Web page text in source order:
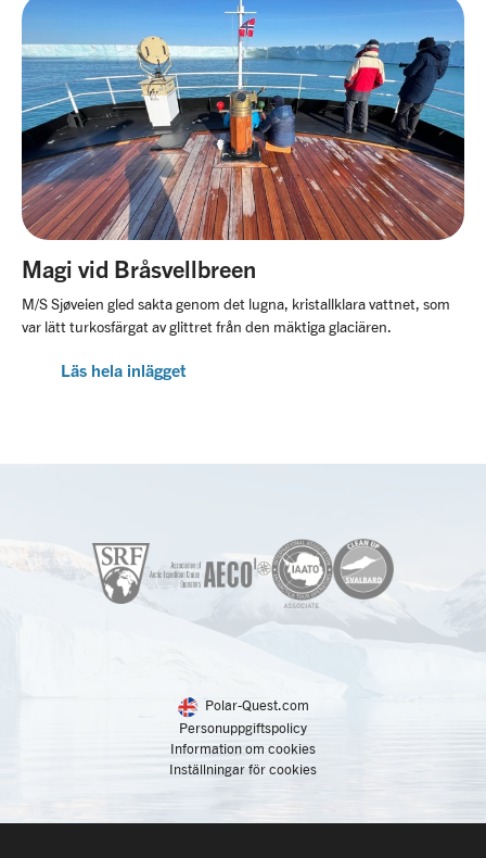
Magi vid Bråsvellbreen
M/S Sjøveien gled sakta genom det lugna, kristallklara vattnet, som
var lätt turkosfärgat av glittret från den mäktiga glaciären.
Läs hela inlägget
Polar-Quest.com
Personuppgiftspolicy
Information om cookies
Inställningar för cookies